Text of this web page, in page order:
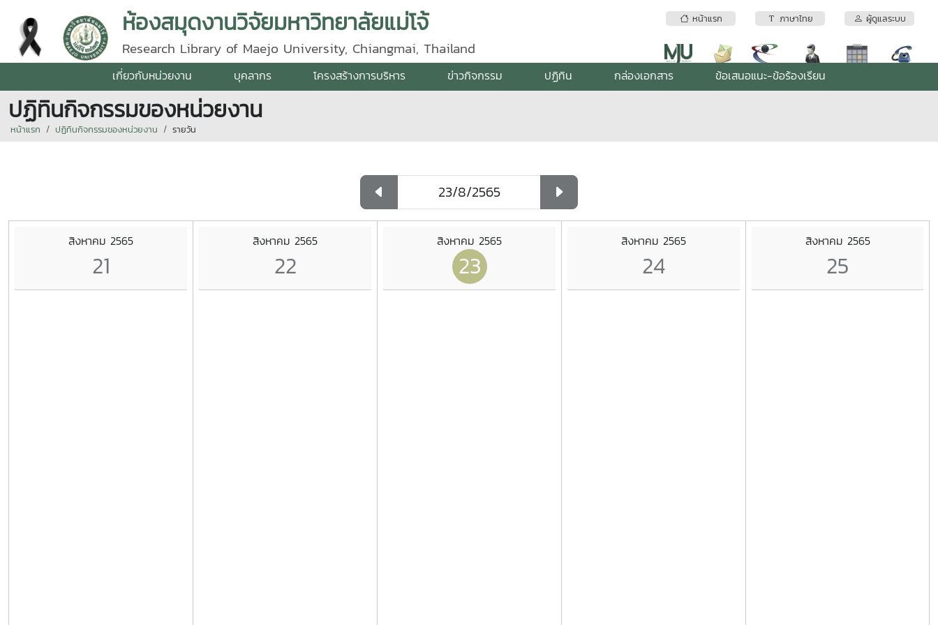
หน้าแรก ภาษาไทย ผู้ดูแลระบบ
ห้องสมุดงานวิจัยมหาวิทยาลัยแม่โจ้
Research Library of Maejo University, Chiangmai, Thailand
เกี่ยวกับหน่วยงาน บุคลากร โครงสร้างการบริหาร ข่าวกิจกรรม ปฏิทิน กล่องเอกสาร ข้อเสนอแนะ-ข้อร้องเรียน
ปฏิทินกิจกรรมของหน่วยงาน
หน้าแรก ปฏิทินกิจกรรมของหน่วยงาน รายวัน
สิงหาคม 2565
21
สิงหาคม 2565
22
สิงหาคม 2565
23
สิงหาคม 2565
24
สิงหาคม 2565
25